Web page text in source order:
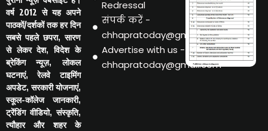
वर्ष 2012 से यह अपने
पाठकों/दर्शकों तक हर दिन
सबसे पहले छपरा, सारण
से लेकर देश, विदेश के
ब्रेकिंग न्यूज़, लोकल
घटनाएं, रेलवे टाइमिंग
अपडेट, सरकारी योजनाएं,
स्कूल-कॉलेज जानकारी,
ट्रेंडिंग वीडियो, संस्कृति,
त्यौहार और शहर के
Redressal
संपर्क करें -
chhapratoday@gmail.com
Advertise with us -
chhapratoday@gmail.com